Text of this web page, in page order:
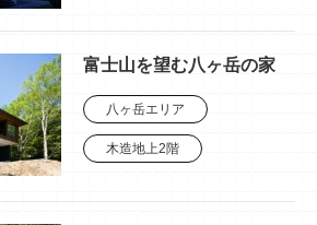
富士山を望む八ヶ岳の家
八ヶ岳エリア
木造地上2階